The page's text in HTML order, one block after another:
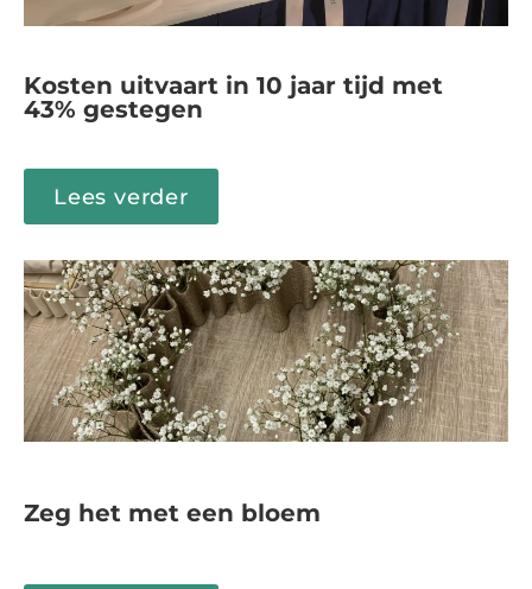
Kosten uitvaart in 10 jaar tijd met
43% gestegen
Lees verder
Zeg het met een bloem